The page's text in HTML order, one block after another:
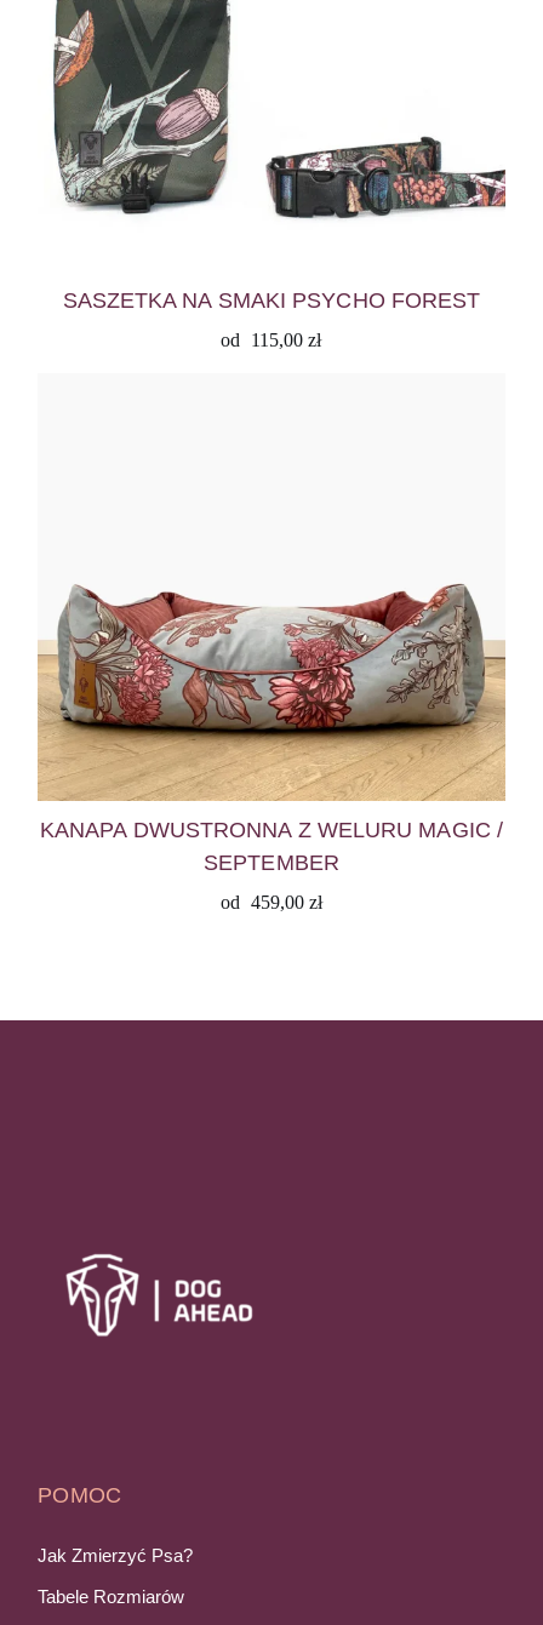
SASZETKA NA SMAKI PSYCHO FOREST
od 115,00zł
KANAPA DWUSTRONNA Z WELURU MAGIC /
SEPTEMBER
od 459,00 zł
POMOC
Jak Zmierzyć Psa?
Tabele Rozmiarów